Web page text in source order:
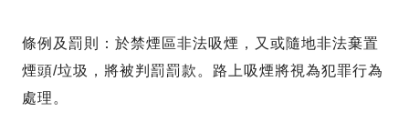
條例及罰則：於禁煙區非法吸煙，又或隨地非法棄置
煙頭/垃圾，將被判罰罰款。路上吸煙將視為犯罪行為
處理。